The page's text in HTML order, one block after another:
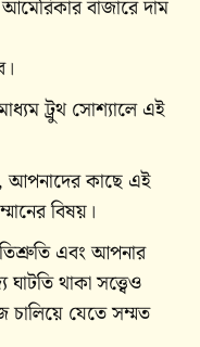
বাজারে দাম
ট্রুথ সোশ্যালে এই
আপনাদের কাছে এই
বিষয়।
এবং আপনার
থাকা সত্ত্বেও
চালিয়ে যেতে সম্মত